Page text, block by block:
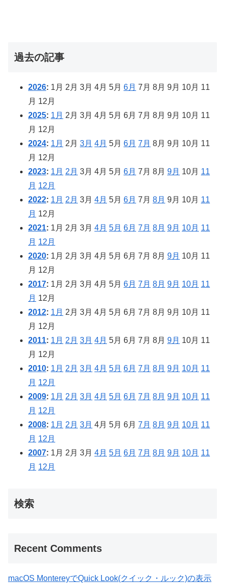
過去の記事
2026: 1月 2月 3月 4月 5月 6月 7月 8月 9月 10月 11
月 12月
2025: 1月 2月 3月 4月 5月 6月 7月 8月 9月 10月 11
月 12月
2024: 1月 2月 3月 4月 5月 6月 7月 8月 9月 10月 11
月 12月
2023: 1月 2月 3月 4月 5月 6月 7月 8月 9月 10月 11
月 12月
2022: 1月 2月 3月 4月 5月 6月 7月 8月 9月 10月 11
月 12月
2021: 1月 2月 3月 4月 5月 6月 7月 8月 9月 10月 11
月 12月
2020: 1月 2月 3月 4月 5月 6月 7月 8月 9月 10月 11
月 12月
2017: 1月 2月 3月 4月 5月 6月 7月 8月 9月 10月 11
月 12月
2012: 1月 2月 3月 4月 5月 6月 7月 8月 9月 10月 11
月 12月
2011: 1月 2月 3月 4月 5月 6月 7月 8月 9月 10月 11
月 12月
2010: 1月 2月 3月 4月 5月 6月 7月 8月 9月 10月 11
月 12月
2009: 1月 2月 3月 4月 5月 6月 7月 8月 9月 10月 11
月 12月
2008: 1月 2月 3月 4月 5月 6月 7月 8月 9月 10月 11
月 12月
2007: 1月 2月 3月 4月 5月 6月 7月 8月 9月 10月 11
月 12月
検索
Recent Comments
macOS MontereyでQuick Look(クイック・ルック)の表示